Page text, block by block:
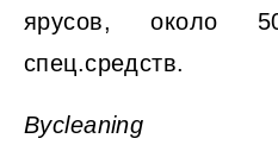
ярусов, около 50
спец.средств.
Bycleaning